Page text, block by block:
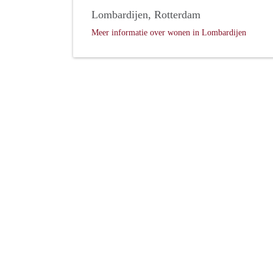
Lombardijen, Rotterdam
Meer informatie over wonen in Lombardijen